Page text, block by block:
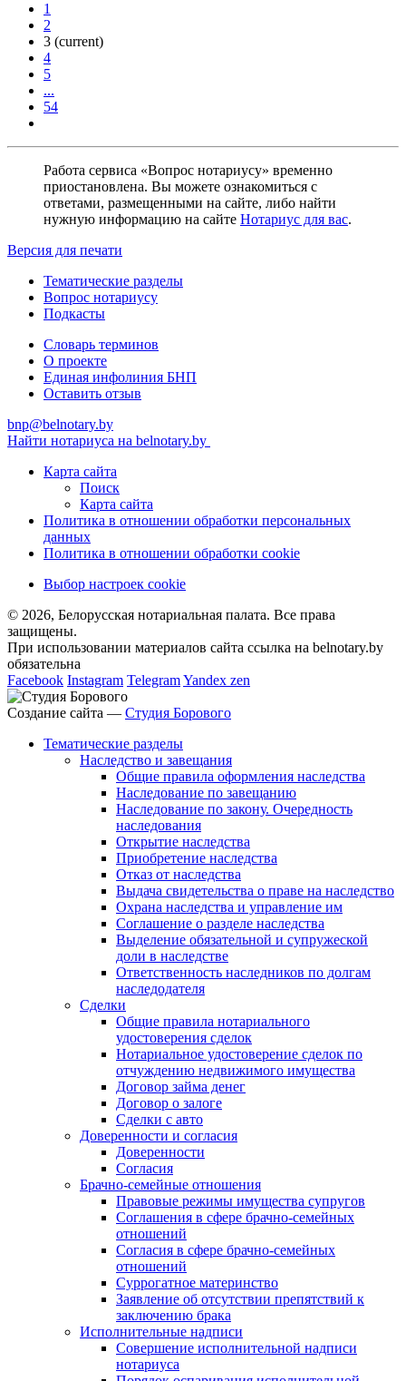
1
2
3 (current)
4
5
...
54
Работа сервиса «Вопрос нотариусу» временно
приостановлена. Вы можете ознакомиться с
ответами, размещенными на сайте, либо найти
нужную информацию на сайте Нотариус для вас.
Версия для печати
Тематические разделы
Вопрос нотариусу
Подкасты
Словарь терминов
О проекте
Единая инфолиния БНП
Оставить отзыв
bnp@belnotary.by
Найти нотариуса на belnotary.by
Карта сайта
Поиск
Карта сайта
Политика в отношении обработки персональных
данных
Политика в отношении обработки cookie
Выбор настроек cookie
© 2026, Белорусская нотариальная палата. Все права
защищены.
При использовании материалов сайта ссылка на belnotary.by
обязательна
Facebook Instagram TelegramYandex zen
Создание сайта — Студия Борового
Тематические разделы
Наследство и завещания
Общие правила оформления наследства
Наследование по завещанию
Наследование по закону. Очередность
наследования
Открытие наследства
Приобретение наследства
Отказ от наследства
Выдача свидетельства о праве на наследство
Охрана наследства и управление им
Соглашение о разделе наследства
Выделение обязательной и супружеской
доли в наследстве
Ответственность наследников по долгам
наследодателя
Сделки
Общие правила нотариального
удостоверения сделок
Нотариальное удостоверение сделок по
отчуждению недвижимого имущества
Договор займа денег
Договор о залоге
Сделки с авто
Доверенности и согласия
Доверенности
Согласия
Брачно-семейные отношения
Правовые режимы имущества супругов
Соглашения в сфере брачно-семейных
отношений
Согласия в сфере брачно-семейных
отношений
Суррогатное материнство
Заявление об отсутствии препятствий к
заключению брака
Исполнительные надписи
Совершение исполнительной надписи
нотариуса